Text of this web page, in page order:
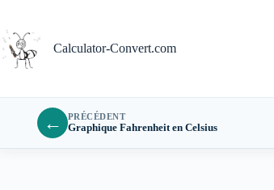
contenu
Calculator-Convert.com
← PRÉCÉDENT
Graphique Fahrenheit en Celsius